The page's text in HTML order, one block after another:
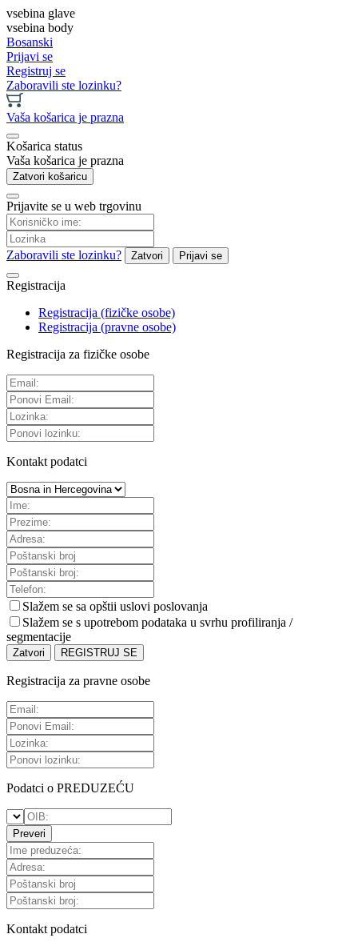
vsebina glave
vsebina body
Bosanski
Prijavi se
Registruj se
Zaboravili ste lozinku?
Vaša košarica je prazna
Košarica status
Vaša košarica je prazna
Zatvori košaricu
Prijavite se u web trgovinu
Zaboravili ste lozinku? Zatvori Prijavi se
Registracija
Registracija (fizičke osobe)
Registracija (pravne osobe)
Registracija za fizičke osobe
Kontakt podatci
Slažem se sa opštii uslovi poslovanja
Slažem se s upotrebom podataka u svrhu profiliranja /
segmentacije
Zatvori REGISTRUJ SE
Registracija za pravne osobe
Podatci o PREDUZEĆU
Preveri
Kontakt podatci